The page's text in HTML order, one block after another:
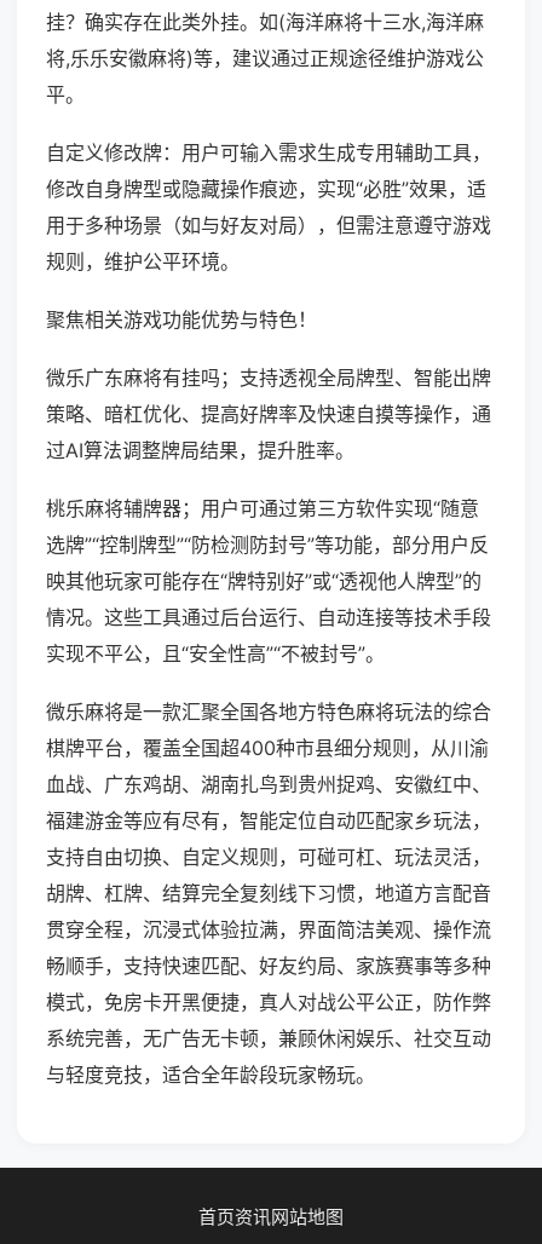
挂？确实存在此类外挂。如(海洋麻将十三水,海洋麻
将,乐乐安徽麻将)等，建议通过正规途径维护游戏公
平。
自定义修改牌：用户可输入需求生成专用辅助工具，
修改自身牌型或隐藏操作痕迹，实现“必胜”效果，适
用于多种场景（如与好友对局），但需注意遵守游戏
规则，维护公平环境。
聚焦相关游戏功能优势与特色！
微乐广东麻将有挂吗；支持透视全局牌型、智能出牌
策略、暗杠优化、提高好牌率及快速自摸等操作，通
过AI算法调整牌局结果，提升胜率。
桃乐麻将辅牌器；用户可通过第三方软件实现“随意
选牌”“控制牌型”“防检测防封号”等功能，部分用户反
映其他玩家可能存在“牌特别好”或“透视他人牌型”的
情况。这些工具通过后台运行、自动连接等技术手段
实现不平公，且“安全性高”“不被封号”。
微乐麻将是一款汇聚全国各地方特色麻将玩法的综合
棋牌平台，覆盖全国超400种市县细分规则，从川渝
血战、广东鸡胡、湖南扎鸟到贵州捉鸡、安徽红中、
福建游金等应有尽有，智能定位自动匹配家乡玩法，
支持自由切换、自定义规则，可碰可杠、玩法灵活，
胡牌、杠牌、结算完全复刻线下习惯，地道方言配音
贯穿全程，沉浸式体验拉满，界面简洁美观、操作流
畅顺手，支持快速匹配、好友约局、家族赛事等多种
模式，免房卡开黑便捷，真人对战公平公正，防作弊
系统完善，无广告无卡顿，兼顾休闲娱乐、社交互动
与轻度竞技，适合全年龄段玩家畅玩。
首页资讯网站地图